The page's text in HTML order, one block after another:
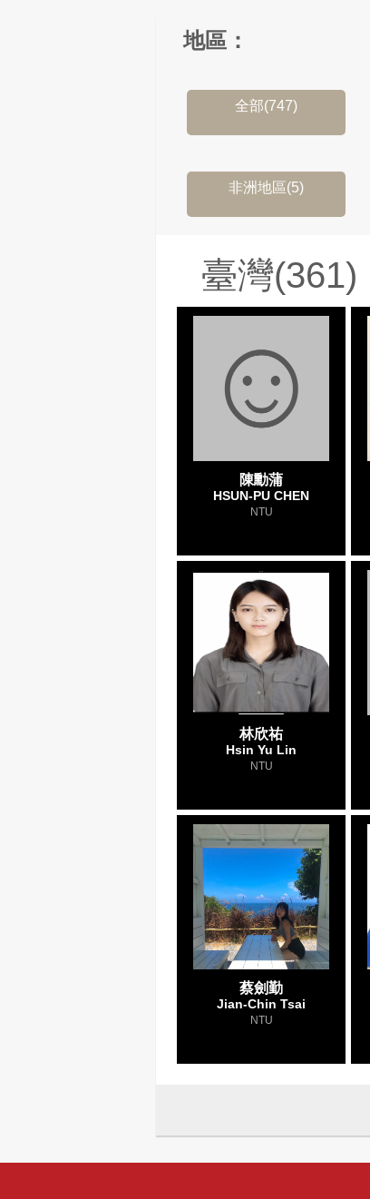
地區：
全部(747)
非洲地區(5)
臺灣(361)
陳勳蒲
HSUN-PU CHEN
NTU
林欣祐
Hsin Yu Lin
NTU
蔡劍勤
Jian-Chin Tsai
NTU